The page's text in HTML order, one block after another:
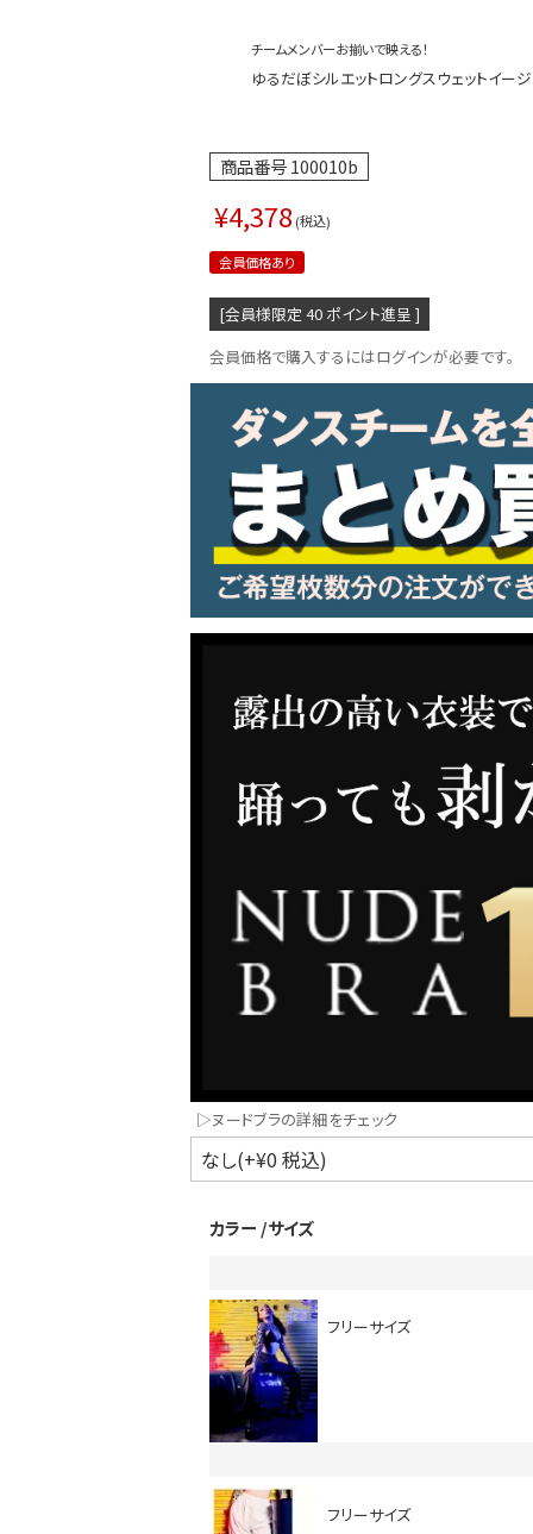
同一商品まとめ買いキャンペーン
インスタ写真投稿キャンペーン！
チームメンバーお揃いで映える！
ゆるだぼシルエットロングスウェットイ
商品番号100010b
¥4,378 税込
会員価格あり
[会員様限定 40 ポイント進呈 ]
会員価格で購入するにはログインが必要です。
▷ヌードブラの詳細をチェック
カラー サイズ
フリーサイズ
フリーサイズ